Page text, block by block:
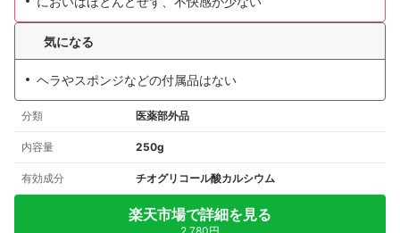
気になる
ヘラやスポンジなどの付属品はない
分類 医薬部外品
内容量 250g
有効成分 チオグリコール酸カルシウム
楽天市場で詳細を見る